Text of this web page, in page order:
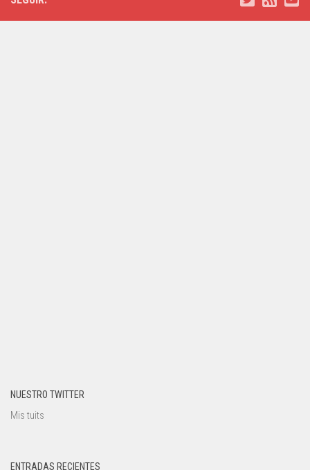
NUESTRO TWITTER
Mis tuits
ENTRADAS RECIENTES